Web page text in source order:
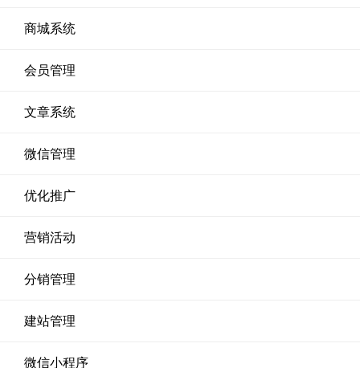
商城系统
会员管理
文章系统
微信管理
优化推广
营销活动
分销管理
建站管理
微信小程序